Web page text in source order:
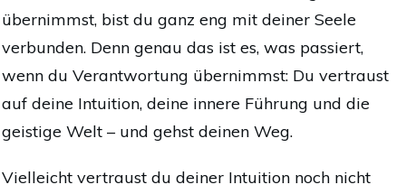
übernimmst, bist du ganz eng mit deiner Seele
verbunden. Denn genau das ist es, was passiert,
wenn du Verantwortung übernimmst: Du vertraust
auf deine Intuition, deine innere Führung und die
geistige Welt – und gehst deinen Weg.
Vielleicht vertraust du deiner Intuition noch nicht